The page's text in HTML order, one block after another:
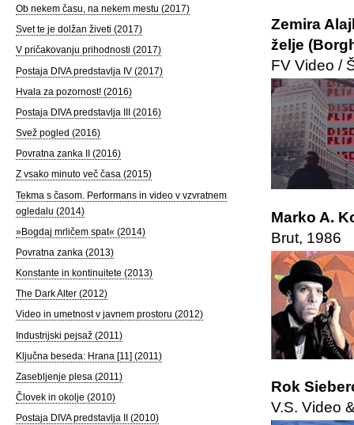
Zemira
želje
FV Video /
Marko A.
Brut, 1986
Rok
V.S. Video
Ob nekem času, na nekem mestu (2017)
Svet te je dolžan živeti (2017)
V pričakovanju prihodnosti (2017)
Postaja DIVA predstavlja IV (2017)
Hvala za pozornost! (2016)
Postaja DIVA predstavlja III (2016)
Svež pogled (2016)
Povratna zanka II (2016)
Z vsako minuto več časa (2015)
Tekma s časom. Performans in video v vzvratnem
ogledalu (2014)
»Bogdaj mrličem spat« (2014)
Povratna zanka (2013)
Konstante in kontinuitete (2013)
The Dark Alter (2012)
Video in umetnost v javnem prostoru (2012)
Industrijski pejsaž (2011)
Ključna beseda: Hrana [11] (2011)
Zasebljenje plesa (2011)
Človek in okolje (2010)
Postaja DIVA predstavlja II (2010)